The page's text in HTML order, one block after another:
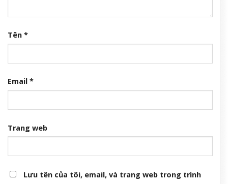
Tên *
Email *
Trang web
Lưu tên của tôi, email, và trang web trong trình